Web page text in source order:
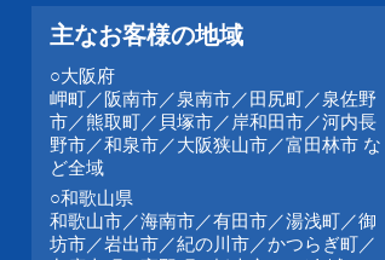
主なお客様の地域
○大阪府
岬町／阪南市／泉南市／田尻町／泉佐野
市／熊取町／貝塚市／岸和田市／河内長
野市／和泉市／大阪狭山市／富田林市 な
ど全域
○和歌山県
和歌山市／海南市／有田市／湯浅町／御
坊市／岩出市／紀の川市／かつらぎ町／